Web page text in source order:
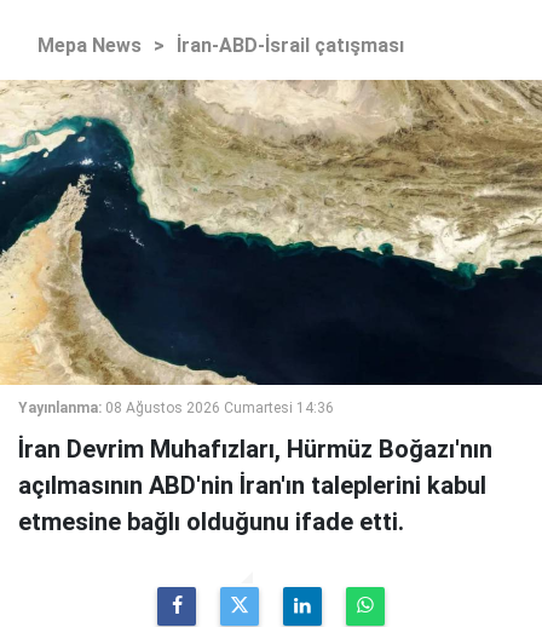
Mepa News > İran-ABD-İsrail çatışması
Yayınlanma: 08 Ağustos 2026 Cumartesi 14:36
İran Devrim Muhafızları, Hürmüz Boğazı'nın
açılmasının ABD'nin İran'ın taleplerini kabul
etmesine bağlı olduğunu ifade etti.